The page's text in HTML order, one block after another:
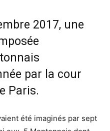
2017, une
par la cour
Paris.
été imaginés par sept